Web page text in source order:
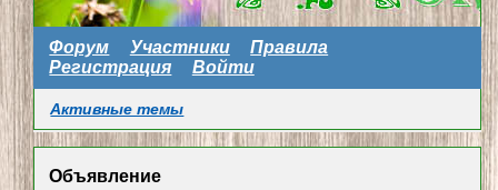
Форум Участники
Правила
Регистрация
Войти
Активные темы
Объявление